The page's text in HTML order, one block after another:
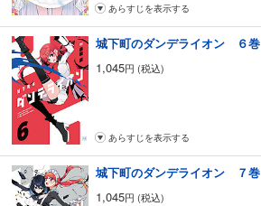
あらすじを表示する
城下町のダンデライオン ６巻
1,045円 (税込)
あらすじを表示する
城下町のダンデライオン ７巻
1,045円 (税込)